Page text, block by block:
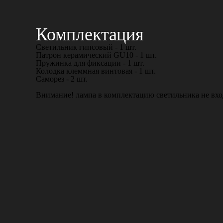
Комплектация
Светильник гипсовый - 1 шт.
Патрон керамический GU10 - 1 шт.
Пружинка для фиксации - 1 шт.
Колодка клеммная винтовая - 1 шт.
Саморез - 2 шт.
Внимание! лампа в комплектацию светильника не